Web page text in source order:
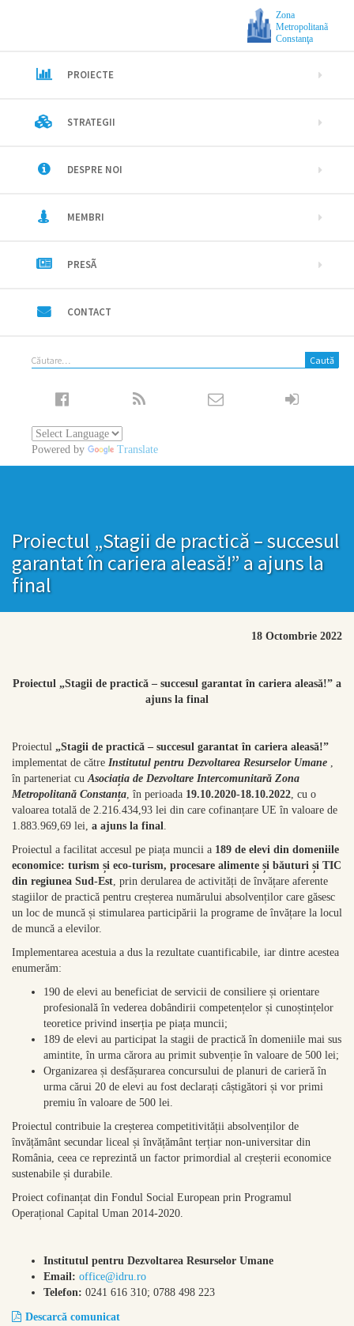
Zona
Metropolitanã
Constanţa
PROIECTE
STRATEGII
DESPRE NOI
MEMBRI
PRESÃ
CONTACT
Caută
Powered by Translate
Proiectul „Stagii de practică – succesul
garantat în cariera aleasă!” a ajuns la
final
18 Octombrie 2022
Proiectul „Stagii de practică – succesul garantat în cariera aleasă!” a
ajuns la final
Proiectul „Stagii de practică – succesul garantat în cariera aleasă!”
implementat de către Institutul pentru Dezvoltarea Resurselor Umane ,
în parteneriat cuAsociația de Dezvoltare Intercomunitară Zona
Metropolitană Constanța, în perioada 19.10.2020-18.10.2022, cu o
valoarea totală de 2.216.434,93 lei din care cofinanțare UE în valoare de
1.883.969,69 lei, a ajuns la final.
Proiectul a facilitat accesul pe piața muncii a 189 de elevi din domeniile
economice: turism și eco-turism, procesare alimente și băuturi și TIC
din regiunea Sud-Est, prin derularea de activități de învățare aferente
stagiilor de practică pentru creșterea numărului absolvenților care găsesc
un loc de muncă și stimularea participării la programe de învățare la locul
de muncă a elevilor.
Implementarea acestuia a dus la rezultate cuantificabile, iar dintre acestea
enumerăm:
190 de elevi au beneficiat de servicii de consiliere și orientare
profesională în vederea dobândirii competențelor și cunoștințelor
teoretice privind inserția pe piața muncii;
189 de elevi au participat la stagii de practică în domeniile mai sus
amintite, în urma cărora au primit subvenție în valoare de 500 lei;
Organizarea și desfășurarea concursului de planuri de carieră în
urma cărui 20 de elevi au fost declarați câștigători și vor primi
premiu în valoare de 500 lei.
Proiectul contribuie la creșterea competitivității absolvenților de
învățământ secundar liceal și învățământ terțiar non-universitar din
România, ceea ce reprezintă un factor primordial al creșterii economice
sustenabile și durabile.
Proiect cofinanțat din Fondul Social European prin Programul
Operațional Capital Uman 2014-2020.
Institutul pentru Dezvoltarea Resurselor Umane
Email: office@idru.ro
Telefon: 0241 616 310; 0788 498 223
Descarcă comunicat